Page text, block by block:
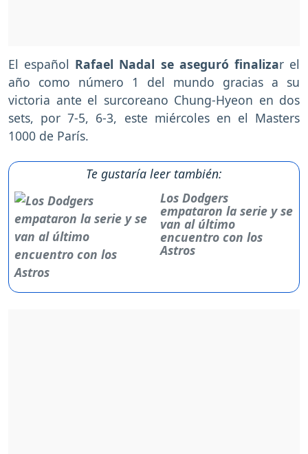
El español Rafael Nadal se aseguró finalizar el
año como número 1 del mundo gracias a su
victoria ante el surcoreano Chung-Hyeon en dos
sets, por 7-5, 6-3, este miércoles en el Masters
1000 de París.
Te gustaría leer también:
Los Dodgers
empataron la serie y se
van al último
encuentro con los
Astros